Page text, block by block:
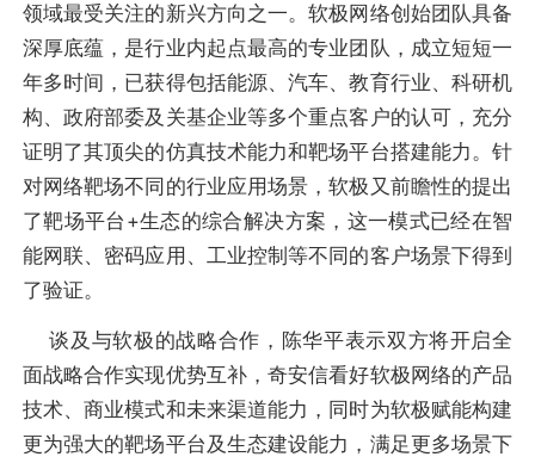
领域最受关注的新兴方向之一。软极网络创始团队具备
深厚底蕴，是行业内起点最高的专业团队，成立短短一
年多时间，已获得包括能源、汽车、教育行业、科研机
构、政府部委及关基企业等多个重点客户的认可，充分
证明了其顶尖的仿真技术能力和靶场平台搭建能力。针
对网络靶场不同的行业应用场景，软极又前瞻性的提出
了靶场平台+生态的综合解决方案，这一模式已经在智
能网联、密码应用、工业控制等不同的客户场景下得到
了验证。
谈及与软极的战略合作，陈华平表示双方将开启全
面战略合作实现优势互补，奇安信看好软极网络的产品
技术、商业模式和未来渠道能力，同时为软极赋能构建
更为强大的靶场平台及生态建设能力，满足更多场景下